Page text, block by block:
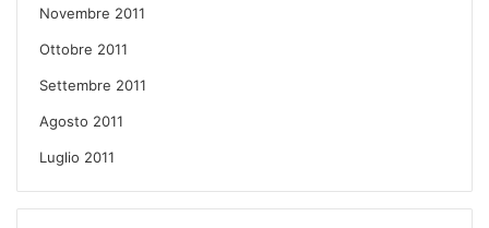
Novembre 2011
Ottobre 2011
Settembre 2011
Agosto 2011
Luglio 2011